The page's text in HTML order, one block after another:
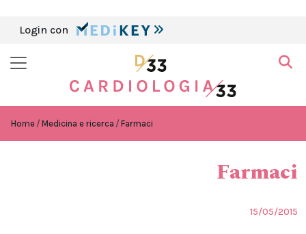
Login con
Home Medicina e ricerca Farmaci
Farmaci
15/05/2015